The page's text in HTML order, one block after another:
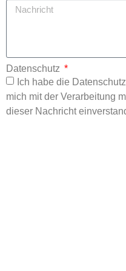
Datenschutz
Ich habe die
mich mit der Verarbeitung
dieser Nachricht